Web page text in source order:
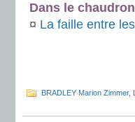
Dans le
¤ La faille entre
BRADLEY Marion Zimmer,